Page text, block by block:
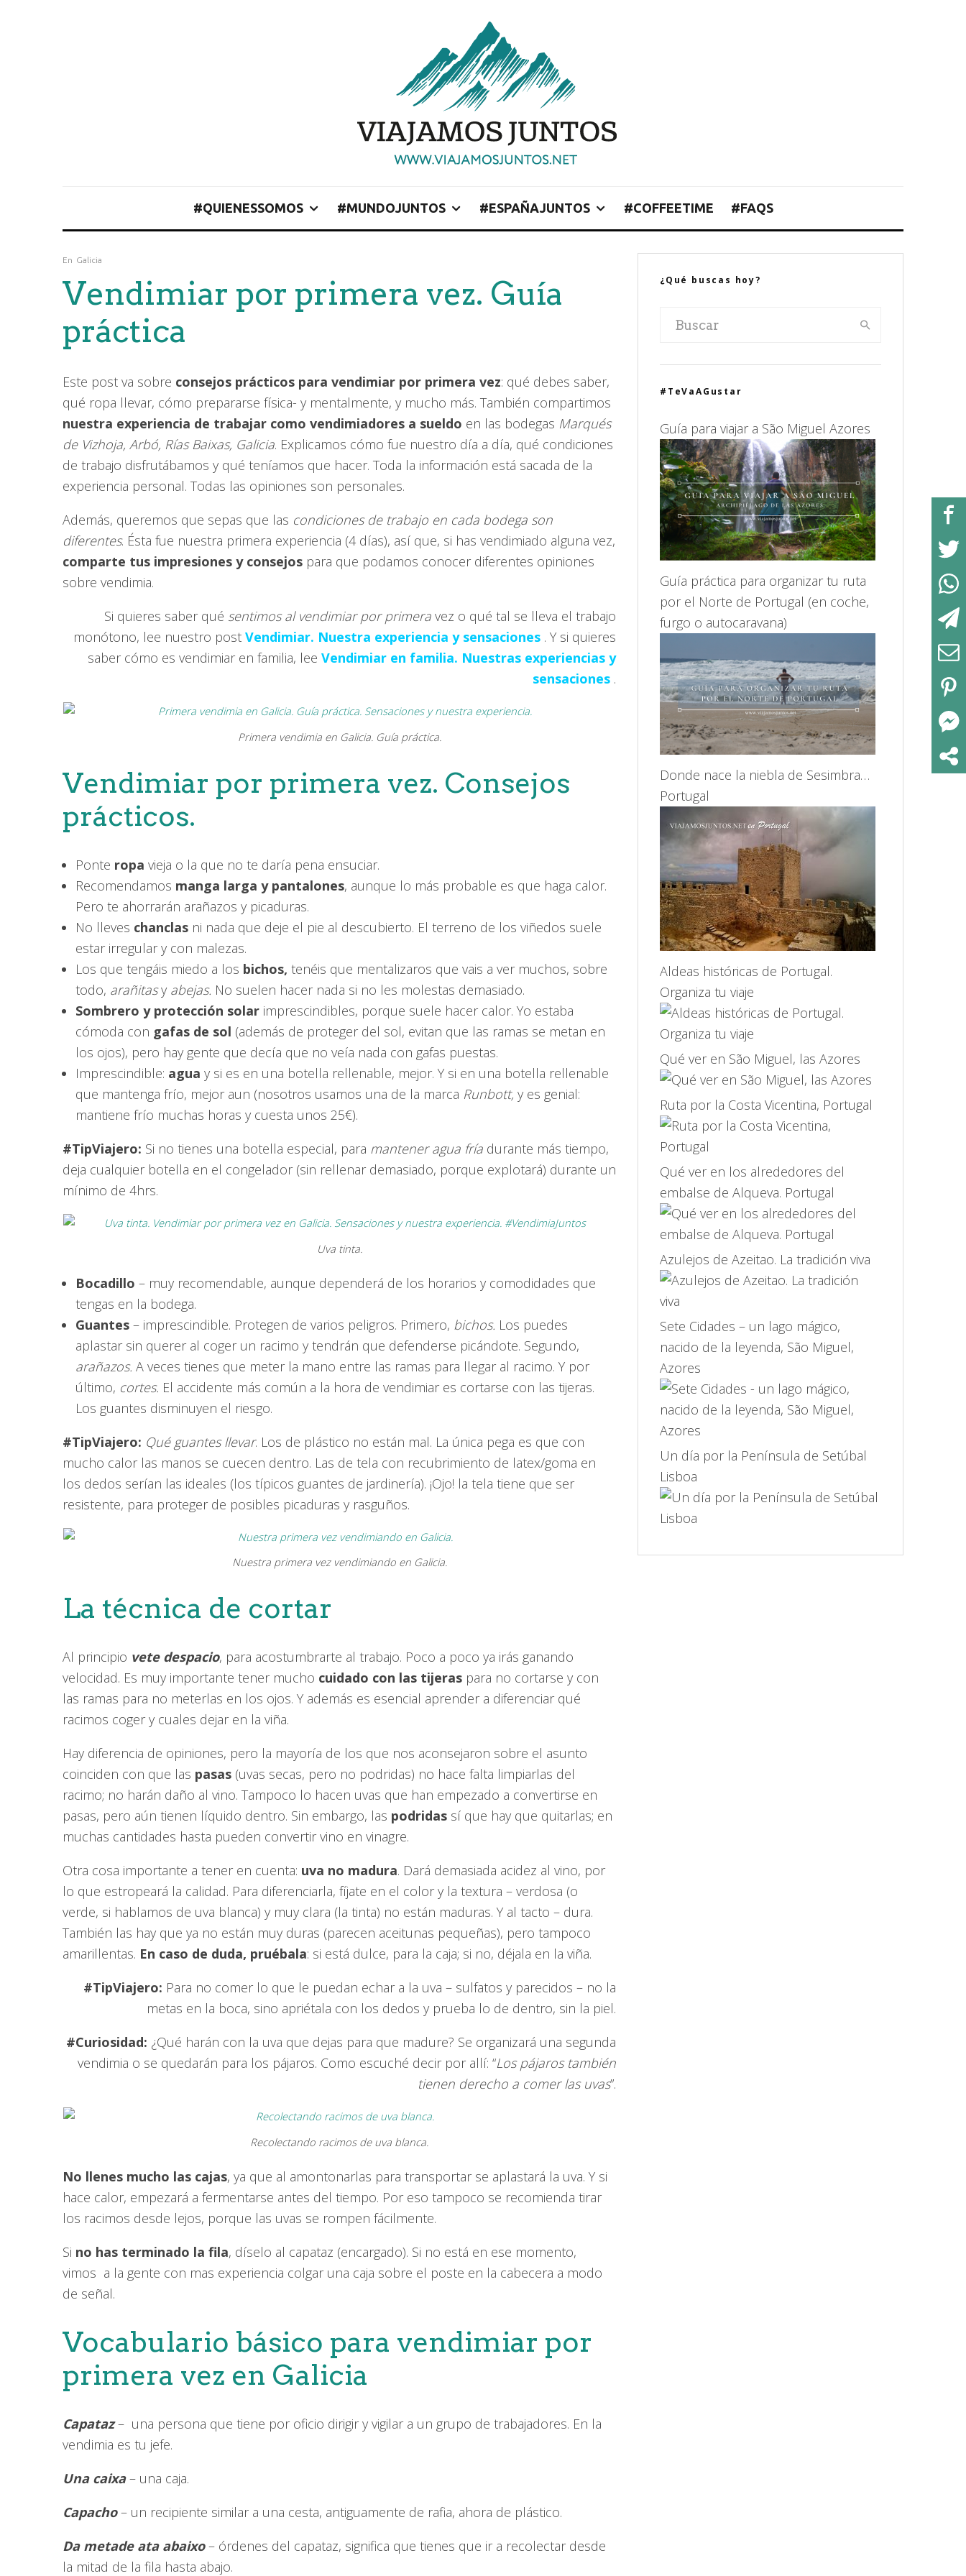
#QUIENESSOMOS #MUNDOJUNTOS #ESPAÑAJUNTOS #COFFEETIME #FAQS
En Galicia
Vendimiar por primera vez. Guía
práctica
Este post va sobre consejos prácticos para vendimiar por primera vez: qué debes saber,
qué ropa llevar, cómo prepararse física- y mentalmente, y mucho más. También compartimos
nuestra experiencia de trabajar como vendimiadores a sueldo en las bodegas Marqués
de Vizhoja, Arbó, Rías Baixas, Galicia. Explicamos cómo fue nuestro día a día, qué condiciones
de trabajo disfrutábamos y qué teníamos que hacer. Toda la información está sacada de la
experiencia personal. Todas las opiniones son personales.
Además, queremos que sepas que las condiciones de trabajo en cada bodega son
diferentes. Ésta fue nuestra primera experiencia (4 días), así que, si has vendimiado alguna vez,
comparte tus impresiones y consejos para que podamos conocer diferentes opiniones
sobre vendimia.
Si quieres saber qué sentimos al vendimiar por primera vez o qué tal se lleva el trabajo
monótono, lee nuestro post Vendimiar. Nuestra experiencia y sensaciones . Y si quieres
saber cómo es vendimiar en familia, lee Vendimiar en familia. Nuestras experiencias y
sensaciones .
Primera vendimia en Galicia. Guía práctica.
Vendimiar por primera vez. Consejos
prácticos.
Ponte ropa vieja o la que no te daría pena ensuciar.
Recomendamos manga larga y pantalones, aunque lo más probable es que haga calor.
Pero te ahorrarán arañazos y picaduras.
No lleves chanclas ni nada que deje el pie al descubierto. El terreno de los viñedos suele
estar irregular y con malezas.
Los que tengáis miedo a los bichos, tenéis que mentalizaros que vais a ver muchos, sobre
todo, arañitasy abejas. No suelen hacer nada si no les molestas demasiado.
Sombrero y protección solar imprescindibles, porque suele hacer calor. Yo estaba
cómoda con gafas de sol (además de proteger del sol, evitan que las ramas se metan en
los ojos), pero hay gente que decía que no veía nada con gafas puestas.
Imprescindible: agua y si es en una botella rellenable, mejor. Y si en una botella rellenable
que mantenga frío, mejor aun (nosotros usamos una de la marca Runbott, y es genial:
mantiene frío muchas horas y cuesta unos 25€).
#TipViajero: Si no tienes una botella especial, para mantener agua fría durante más tiempo,
deja cualquier botella en el congelador (sin rellenar demasiado, porque explotará) durante un
mínimo de 4hrs.
Uva tinta.
Bocadillo – muy recomendable, aunque dependerá de los horarios y comodidades que
tengas en la bodega.
Guantes – imprescindible. Protegen de varios peligros. Primero, bichos. Los puedes
aplastar sin querer al coger un racimo y tendrán que defenderse picándote. Segundo,
arañazos. A veces tienes que meter la mano entre las ramas para llegar al racimo. Y por
último, cortes. El accidente más común a la hora de vendimiar es cortarse con las tijeras.
Los guantes disminuyen el riesgo.
#TipViajero: Qué guantes llevar. Los de plástico no están mal. La única pega es que con
mucho calor las manos se cuecen dentro. Las de tela con recubrimiento de latex/goma en
los dedos serían las ideales (los típicos guantes de jardinería). ¡Ojo! la tela tiene que ser
resistente, para proteger de posibles picaduras y rasguños.
Nuestra primera vez vendimiando en Galicia.
La técnica de cortar
Al principio vete despacio, para acostumbrarte al trabajo. Poco a poco ya irás ganando
velocidad. Es muy importante tener mucho cuidado con las tijeras para no cortarse y con
las ramas para no meterlas en los ojos. Y además es esencial aprender a diferenciar qué
racimos coger y cuales dejar en la viña.
Hay diferencia de opiniones, pero la mayoría de los que nos aconsejaron sobre el asunto
coinciden con que las pasas (uvas secas, pero no podridas) no hace falta limpiarlas del
racimo; no harán daño al vino. Tampoco lo hacen uvas que han empezado a convertirse en
pasas, pero aún tienen líquido dentro. Sin embargo, las podridas sí que hay que quitarlas; en
muchas cantidades hasta pueden convertir vino en vinagre.
Otra cosa importante a tener en cuenta: uva no madura. Dará demasiada acidez al vino, por
lo que estropeará la calidad. Para diferenciarla, fíjate en el color y la textura – verdosa (o
verde, si hablamos de uva blanca) y muy clara (la tinta) no están maduras. Y al tacto – dura.
También las hay que ya no están muy duras (parecen aceitunas pequeñas), pero tampoco
amarillentas. En caso de duda, pruébala: si está dulce, para la caja; si no, déjala en la viña.
#TipViajero: Para no comer lo que le puedan echar a la uva – sulfatos y parecidos – no la
metas en la boca, sino apriétala con los dedos y prueba lo de dentro, sin la piel.
#Curiosidad: ¿Qué harán con la uva que dejas para que madure? Se organizará una segunda
vendimia o se quedarán para los pájaros. Como escuché decir por allí: “Los pájaros también
tienen derecho a comer las uvas”.
Recolectando racimos de uva blanca.
No llenes mucho las cajas, ya que al amontonarlas para transportar se aplastará la uva. Y si
hace calor, empezará a fermentarse antes del tiempo. Por eso tampoco se recomienda tirar
los racimos desde lejos, porque las uvas se rompen fácilmente.
Si no has terminado la fila, díselo al capataz (encargado). Si no está en ese momento,
vimos a la gente con mas experiencia colgar una caja sobre el poste en la cabecera a modo
de señal.
Vocabulario básico para vendimiar por
primera vez en Galicia
Capataz– una persona que tiene por oficio dirigir y vigilar a un grupo de trabajadores. En la
vendimia es tu jefe.
Una caixa– una caja.
Capacho– un recipiente similar a una cesta, antiguamente de rafia, ahora de plástico.
Da metade ata abaixo– órdenes del capataz, significa que tienes que ir a recolectar desde
la mitad de la fila hasta abajo.
¿Qué buscas hoy?
#TeVaAGustar
Guía para viajar a São Miguel Azores
Guía práctica para organizar tu ruta
por el Norte de Portugal (en coche,
furgo o autocaravana)
Donde nace la niebla de Sesimbra…
Portugal
Aldeas históricas de Portugal.
Organiza tu viaje
Qué ver en São Miguel, las Azores
Ruta por la Costa Vicentina, Portugal
Qué ver en los alrededores del
embalse de Alqueva. Portugal
Azulejos de Azeitao. La tradición viva
Sete Cidades – un lago mágico,
nacido de la leyenda, São Miguel,
Azores
Un día por la Península de Setúbal
Lisboa